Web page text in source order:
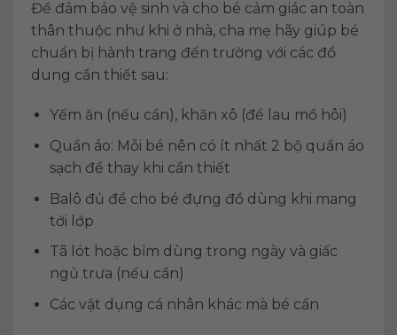
Để đảm bảo vệ sinh và cho bé cảm giác an toàn
thân thuộc như khi ở nhà, cha mẹ hãy giúp bé
chuẩn bị hành trang đến trường với các đồ
dung cần thiết sau:
Yếm ăn (nếu cần), khăn xô (để lau mồ hôi)
Quần áo: Mỗi bé nên có ít nhất 2 bộ quần áo
sạch để thay khi cần thiết
Balô đủ để cho bé đựng đồ dùng khi mang
tới lớp
Tã lót hoặc bỉm dùng trong ngày và giấc
ngủ trưa (nếu cần)
Các vật dụng cá nhân khác mà bé cần